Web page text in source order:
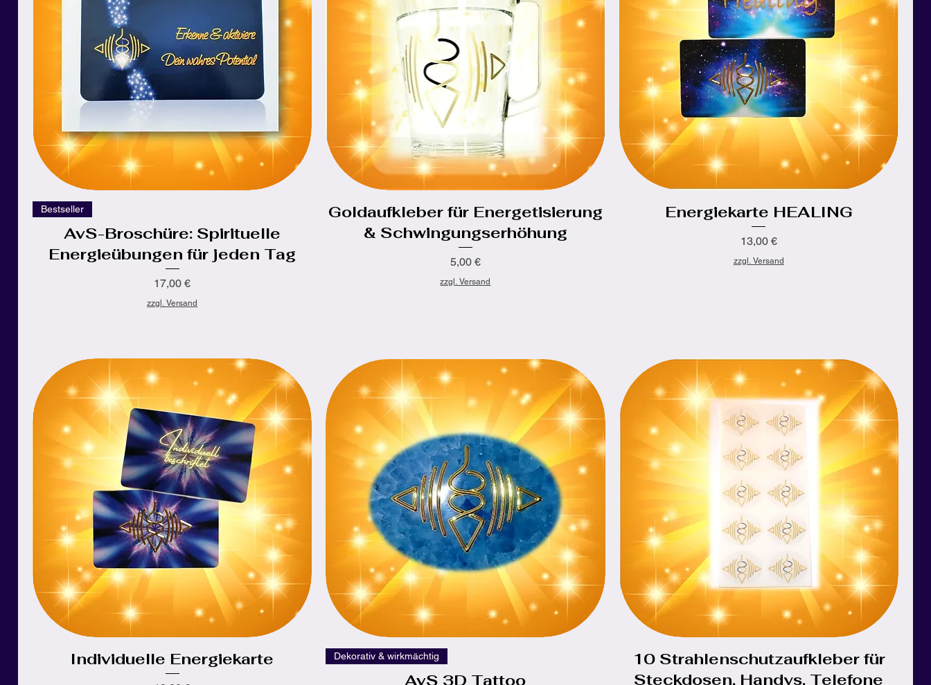
Bestseller
AvS-Broschüre: Spirituelle
Energieübungen für jeden Tag
Preis
17,00 €
zzgl. Versand
Schnellansicht
Goldaufkleber für Energetisierung
& Schwingungserhöhung
Preis
5,00 €
zzgl. Versand
Schnellansicht
Energiekarte HEALING
Preis
13,00 €
zzgl. Versand
Schnellansicht
Individuelle Energiekarte Schnellansicht
Dekorativ & wirkmächtig
AvS 3D Tattoo
Schnellansicht
10 Strahlenschutzaufkleber für
Steckdosen, Handys, Telefone